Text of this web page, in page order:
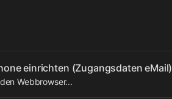
einrichten (Zugangsdaten eMail)
Webbrowser...